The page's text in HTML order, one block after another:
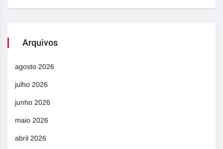
Arquivos
agosto 2026
julho 2026
junho 2026
maio 2026
abril 2026